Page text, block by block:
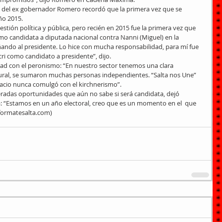
ex gobernador Romero recordó que la primera vez que se
2015.
política y pública, pero recién en 2015 fue la primera vez que
candidata a diputada nacional contra Nanni (Miguel) en la
al presidente. Lo hice con mucha responsabilidad, para mí fue
como candidato a presidente”, dijo.
con el peronismo: “En nuestro sector tenemos una clara
se sumaron muchas personas independientes. “Salta nos Une”
nunca comulgó con el kirchnerismo”.
oportunidades que aún no sabe si será candidata, dejó
en un año electoral, creo que es un momento en el  que